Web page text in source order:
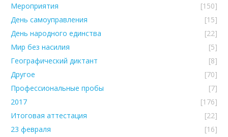
Мероприятия
[150]
День самоуправления
[15]
День народного единства
[22]
Мир без насилия
[5]
Географический диктант
[8]
Другое
[70]
Профессиональные пробы
[7]
2017
[176]
Итоговая аттестация
[22]
23 февраля
[16]